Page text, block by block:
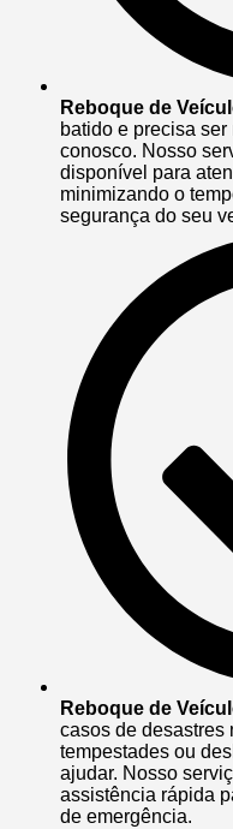
Reboque de
batido e precisa
conosco. Nosso
disponível para
minimizando o
segurança do seu
Reboque de
casos de desastres
tempestades ou
ajudar. Nosso
assistência rápida
de emergência.